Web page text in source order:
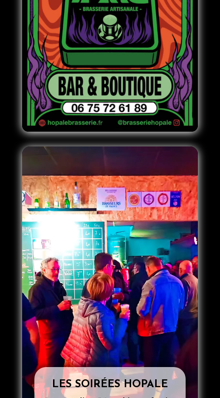
Lecteur
LES SOIRÉES HOPALE